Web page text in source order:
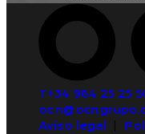
T+34 964 25 25
Aviso legal